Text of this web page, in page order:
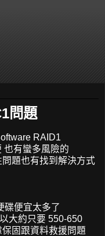
問題
RAID1
也有蠻多風險的
題也有找到解決方式
碟便宜太多了
大約只要 550-650
固跟資料救援問題